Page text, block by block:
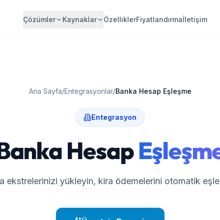
Çözümler Kaynaklar ÖzelliklerFiyatlandırmaİletişim
Ana Sayfa/Entegrasyonlar/Banka Hesap Eşleşme
Entegrasyon
Hesap
ekstrelerinizi yükleyin, kira ödemelerini otomatik